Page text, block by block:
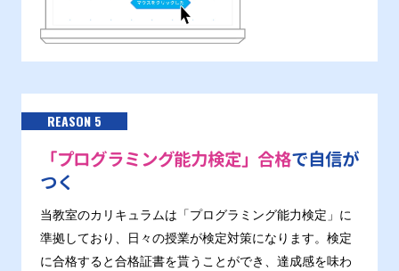
REASON 5
「プログラミング能力検定」合格で自信が
つく
当教室のカリキュラムは「プログラミング能力検定」に
準拠しており、日々の授業が検定対策になります。検定
に合格すると合格証書を貰うことができ、達成感を味わ